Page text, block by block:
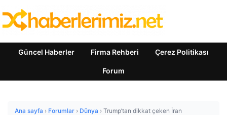
Güncel Haberler Firma Rehberi Çerez Politikası
Forum
Ana sayfa › Forumlar › Dünya › Trump’tan dikkat çeken İran